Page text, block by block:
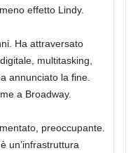
effetto Lindy.
Ha attraversato
multitasking,
annunciato la fine.
a Broadway.
preoccupante.
un’infrastruttura